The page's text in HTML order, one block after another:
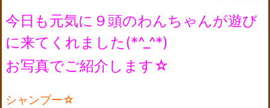
今日も元気に９頭のわんちゃんが遊び
に来てくれました(*^_^*)
お写真でご紹介します☆
シャンプー☆